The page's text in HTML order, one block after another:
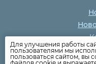
Для улучшения работы
пользователями мы
пользоваться сайтом, вы